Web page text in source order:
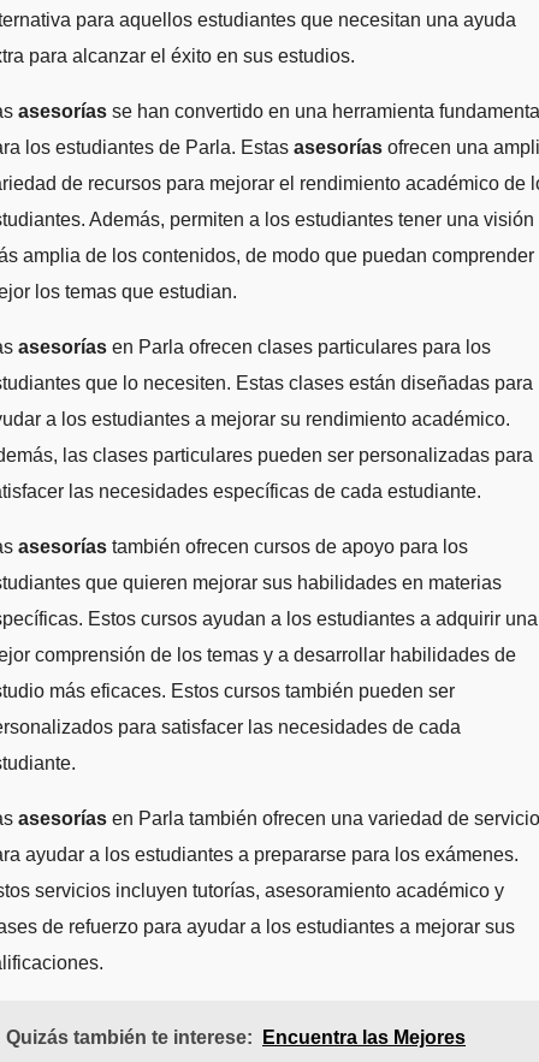
para aquellos estudiantes que necesitan una ayuda
para alcanzar el éxito en sus estudios.
asesorías se han convertido en una herramienta
los estudiantes de Parla. Estas asesorías ofrecen una
de recursos para mejorar el rendimiento académico de
Además, permiten a los estudiantes tener una visión
amplia de los contenidos, de modo que puedan comprender
los temas que estudian.
asesorías en Parla ofrecen clases particulares para los
que lo necesiten. Estas clases están diseñadas para
a los estudiantes a mejorar su rendimiento académico.
las clases particulares pueden ser personalizadas para
las necesidades específicas de cada estudiante.
asesorías también ofrecen cursos de apoyo para los
que quieren mejorar sus habilidades en materias
Estos cursos ayudan a los estudiantes a adquirir una
comprensión de los temas y a desarrollar habilidades de
más eficaces. Estos cursos también pueden ser
para satisfacer las necesidades de cada
asesorías en Parla también ofrecen una variedad de
ayudar a los estudiantes a prepararse para los exámenes.
servicios incluyen tutorías, asesoramiento académico y
de refuerzo para ayudar a los estudiantes a mejorar sus
Quizás también te interese:
Encuentra las Mejores